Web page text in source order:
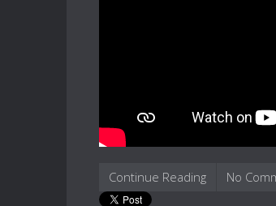
Continue Reading No